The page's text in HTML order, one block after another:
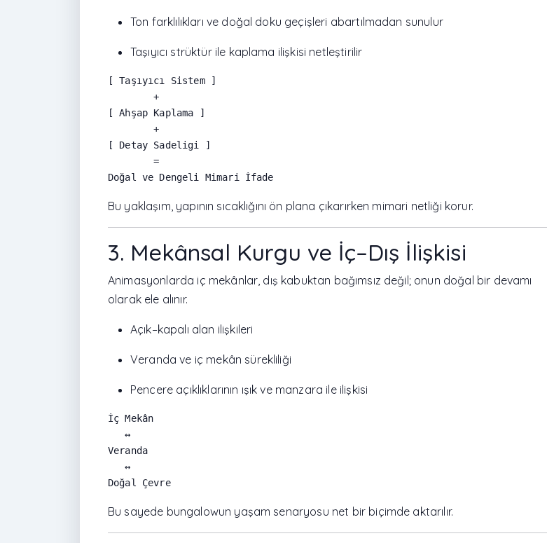
Ton farklılıkları ve doğal doku geçişleri abartılmadan sunulur
Taşıyıcı strüktür ile kaplama ilişkisi netleştirilir
[ Taşıyıcı Sistem ]
        +
[ Ahşap Kaplama ]
        +
[ Detay Sadeligi ]
        =
Bu yaklaşım, yapının sıcaklığını ön plana çıkarırken mimari netliği korur.
3. Mekânsal Kurgu ve İç–Dış İlişkisi
Animasyonlarda iç mekânlar, dış kabuktan bağımsız değil; onun doğal bir devamı
olarak ele alınır.
Açık–kapalı alan ilişkileri
Veranda ve iç mekân sürekliliği
Pencere açıklıklarının ışık ve manzara ile ilişkisi
İç Mekân
   ↔
Veranda
   ↔
Doğal Çevre
Bu sayede bungalowun yaşam senaryosu net bir biçimde aktarılır.